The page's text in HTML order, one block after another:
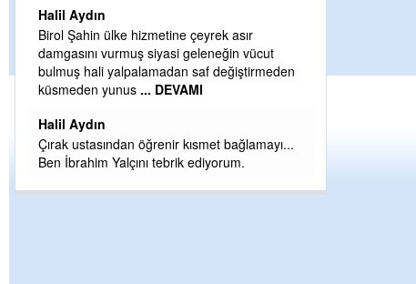
babaocağı
Yeni parti için ereğli ilçe teşkilatımızı merak
eder dururken asıl merakımız halk
kahramanlarımız ereğli aşkı ile yanıp tutuşan
eeeğ... DEVAMI